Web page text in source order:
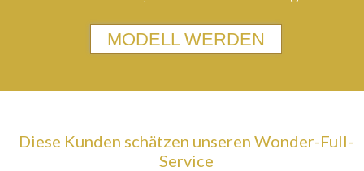
MODELL WERDEN
Diese Kunden schätzen unseren Wonder-Full-
Service